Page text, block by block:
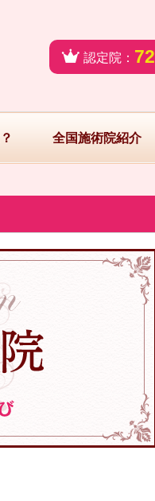
認定院： 72
全国施術院紹介